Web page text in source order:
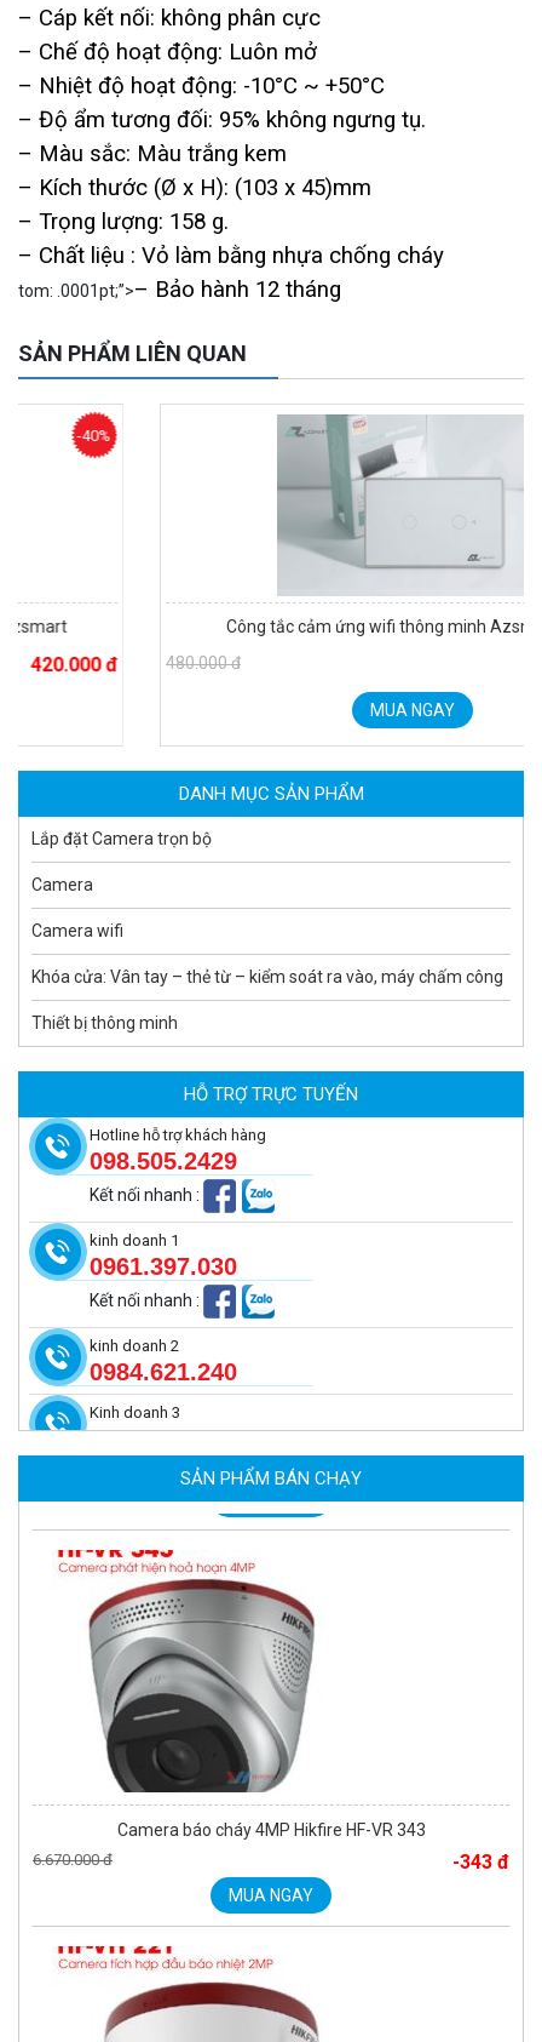
– Cáp kết nối: không phân cực
– Chế độ hoạt động: Luôn mở
– Nhiệt độ hoạt động: -10°C ~ +50°C
– Độ ẩm tương đối: 95% không ngưng tụ.
– Màu sắc: Màu trắng kem
– Kích thước (Ø x H): (103 x 45)mm
– Trọng lượng: 158 g.
– Chất liệu : Vỏ làm bằng nhựa chống cháy
tom: .0001pt;”>– Bảo hành 12 tháng
SẢN PHẨM LIÊN QUAN
Công tắc cảm ứng wifi thông minh Azsmart 2 nút
480.000 đ
DANH MỤC SẢN PHẨM
Lắp đặt Camera trọn bộ
Camera
Camera wifi
Khóa cửa: Vân tay – thẻ từ – kiểm soát ra vào, máy chấm công
Thiết bị thông minh
HỖ TRỢ TRỰC TUYẾN
Hotline hỗ trợ khách hàng
098.505.2429
Kết nối nhanh :
kinh doanh 1
0961.397.030
Kết nối nhanh :
kinh doanh 2
0984.621.240
Kinh doanh 3
SẢN PHẨM BÁN CHẠY
Camera WiFi quay quét ngoài trời EZVIZ H8 Pro 3K
2.060.000 đ
Camera tích hợp đầu báo nhiệt 2MP Hikfire HF-VH 221
Camera tích hợp đầu báo nhiệt 2MP Hikfire HF-VH 223
2.039.000 đ
MUA NGAY
Camera tích hợp đầu báo nhiệt 4MP Hikfire HF-VH 243
MUA NGAY
Camera báo cháy 4MP Hikfire HF-VR 343
6.670.000 đ -343 đ
MUA NGAY